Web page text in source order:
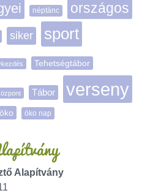
néptánc országos
siker sport
Tehetségtábor
Tábor verseny
öko öko nap
Alapítvány